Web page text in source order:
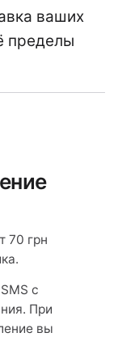
ваших
пределы
70 грн
с
При
вы